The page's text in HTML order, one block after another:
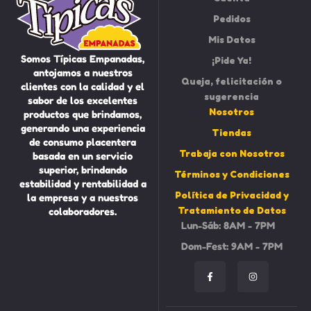
Somos Típicas Empanadas,
antojamos a nuestros
clientes con la calidad y el
sabor de los excelentes
productos que brindamos,
generando una experiencia
de consumo placentera
basada en un servicio
superior, brindando
estabilidad y rentabilidad a
la empresa y a nuestros
colaboradores.
Pedidos
Mis Datos
¡Pide Ya!
Queja, felicitación o
sugerencia
Nosotros
Tiendas
Trabaja con Nosotros
Términos y Condiciones
Política de Privacidad y
Tratamiento de Datos
Lun-Sáb: 8AM - 7PM
Dom-Fest: 9AM - 7PM